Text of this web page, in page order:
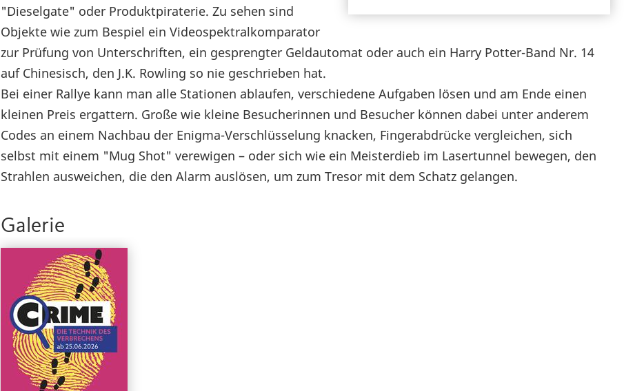
"Dieselgate" oder Produktpiraterie. Zu sehen sind
Objekte wie zum Bespiel ein Videospektralkomparator
zur Prüfung von Unterschriften, ein gesprengter Geldautomat oder auch ein Harry Potter-Band Nr. 14
auf Chinesisch, den J.K. Rowling so nie geschrieben hat.
Bei einer Rallye kann man alle Stationen ablaufen, verschiedene Aufgaben lösen und am Ende einen
kleinen Preis ergattern. Große wie kleine Besucherinnen und Besucher können dabei unter anderem
Codes an einem Nachbau der Enigma-Verschlüsselung knacken, Fingerabdrücke vergleichen, sich
selbst mit einem "Mug Shot" verewigen – oder sich wie ein Meisterdieb im Lasertunnel bewegen, den
Strahlen ausweichen, die den Alarm auslösen, um zum Tresor mit dem Schatz gelangen.
Galerie